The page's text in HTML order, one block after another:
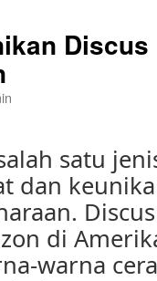
satu
dan
di
warna